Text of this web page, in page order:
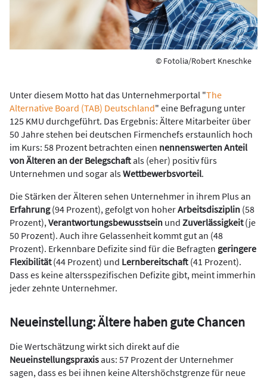
© Fotolia/Robert Kneschke
Unter diesem Motto hat das Unternehmerportal "The
Alternative Board (TAB) Deutschland" eine Befragung unter
125 KMU durchgeführt. Das Ergebnis: Ältere Mitarbeiter über
50 Jahre stehen bei deutschen Firmenchefs erstaunlich hoch
im Kurs: 58 Prozent betrachten einen nennenswerten Anteil
von Älteren an der Belegschaftals (eher) positiv fürs
Unternehmen und sogar alsWettbewerbsvorteil.
Die Stärken der Älteren sehen Unternehmer in ihrem Plus an
Erfahrung(94 Prozent), gefolgt von hoherArbeitsdisziplin (58
Prozent),Verantwortungsbewusstsein und Zuverlässigkeit(je
50 Prozent). Auch ihre Gelassenheit kommt gut an (48
Prozent). Erkennbare Defizite sind für die Befragten geringere
Flexibilität(44 Prozent) und Lernbereitschaft (41 Prozent).
Dass es keine altersspezifischen Defizite gibt, meint immerhin
jeder zehnte Unternehmer.
Neueinstellung: Ältere haben gute Chancen
Die Wertschätzung wirkt sich direkt auf die
Neueinstellungspraxisaus: 57 Prozent der Unternehmer
sagen, dass es bei ihnen keine Altershöchstgrenze für neue